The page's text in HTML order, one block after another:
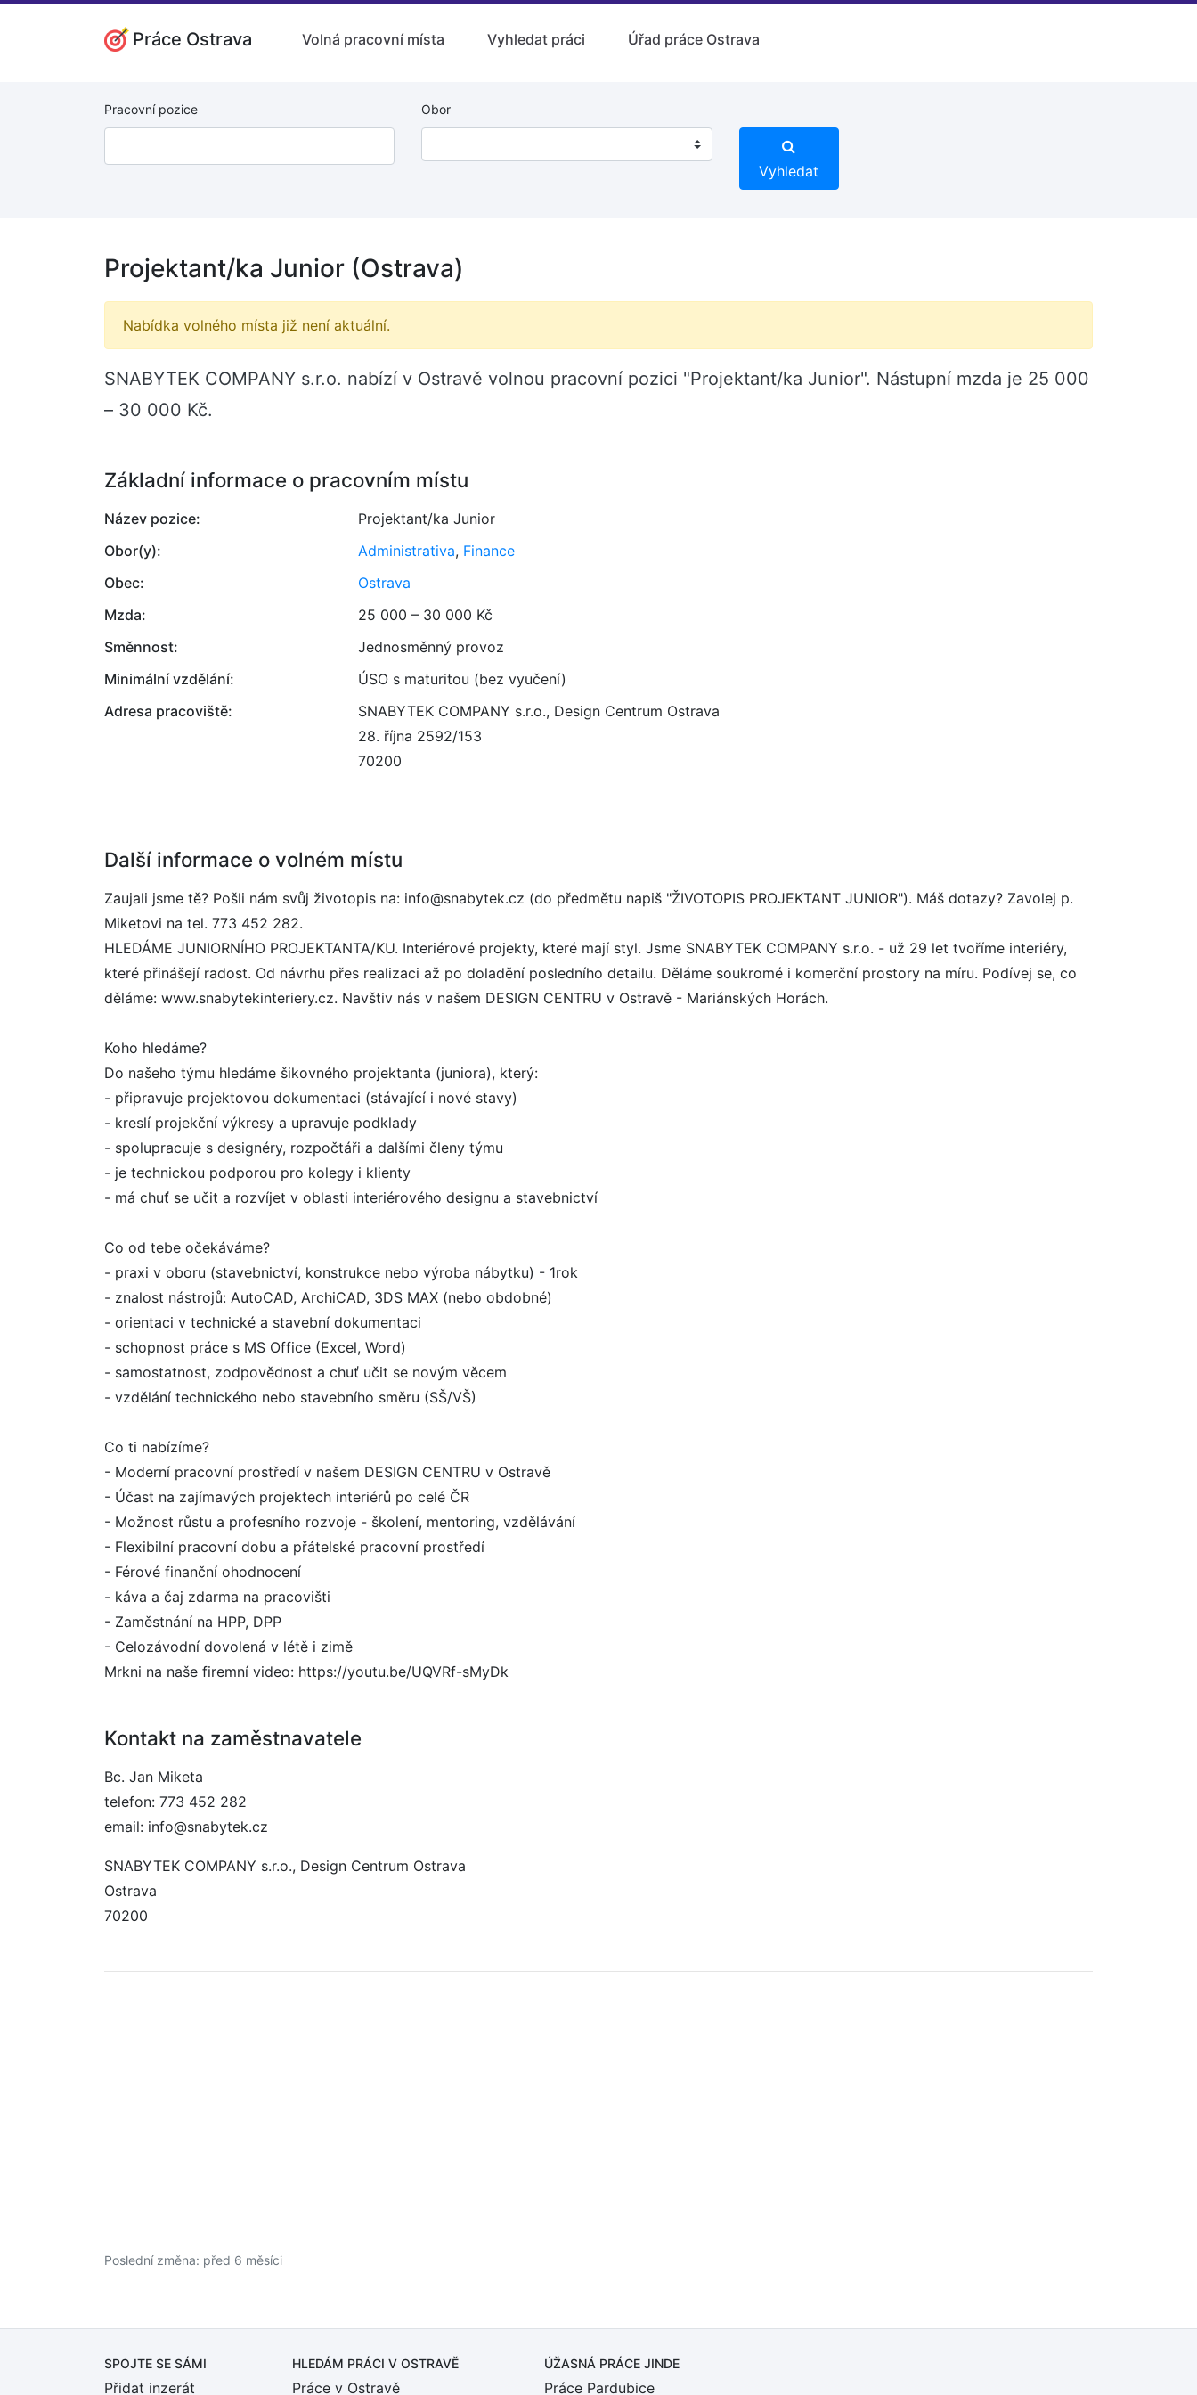
Práce Ostrava Volná pracovní místa Vyhledat práci Úřad práce Ostrava
Pracovní pozice Obor
Vyhledat
Projektant/ka Junior (Ostrava)
Nabídka volného místa již není aktuální.
SNABYTEK COMPANY s.r.o. nabízí v Ostravě volnou pracovní pozici "Projektant/ka Junior". Nástupní mzda je 25 000
– 30 000 Kč.
Základní informace o pracovním místu
Název pozice:
Projektant/ka Junior
Obor(y):
Administrativa, Finance
Obec:
Ostrava
Mzda:
25 000 – 30 000 Kč
Směnnost:
Jednosměnný provoz
Minimální vzdělání:
ÚSO s maturitou (bez vyučení)
Adresa pracoviště:
SNABYTEK COMPANY s.r.o., Design Centrum Ostrava
28. října 2592/153
70200
Další informace o volném místu
Zaujali jsme tě? Pošli nám svůj životopis na: info@snabytek.cz (do předmětu napiš "ŽIVOTOPIS PROJEKTANT JUNIOR"). Máš dotazy? Zavolej p.
Miketovi na tel. 773 452 282.
HLEDÁME JUNIORNÍHO PROJEKTANTA/KU. Interiérové projekty, které mají styl. Jsme SNABYTEK COMPANY s.r.o. - už 29 let tvoříme interiéry,
které přinášejí radost. Od návrhu přes realizaci až po doladění posledního detailu. Děláme soukromé i komerční prostory na míru. Podívej se, co
děláme: www.snabytekinteriery.cz. Navštiv nás v našem DESIGN CENTRU v Ostravě - Mariánských Horách.
Koho hledáme?
Do našeho týmu hledáme šikovného projektanta (juniora), který:
- připravuje projektovou dokumentaci (stávající i nové stavy)
- kreslí projekční výkresy a upravuje podklady
- spolupracuje s designéry, rozpočtáři a dalšími členy týmu
- je technickou podporou pro kolegy i klienty
- má chuť se učit a rozvíjet v oblasti interiérového designu a stavebnictví
Co od tebe očekáváme?
- praxi v oboru (stavebnictví, konstrukce nebo výroba nábytku) - 1rok
- znalost nástrojů: AutoCAD, ArchiCAD, 3DS MAX (nebo obdobné)
- orientaci v technické a stavební dokumentaci
- schopnost práce s MS Office (Excel, Word)
- samostatnost, zodpovědnost a chuť učit se novým věcem
- vzdělání technického nebo stavebního směru (SŠ/VŠ)
Co ti nabízíme?
- Moderní pracovní prostředí v našem DESIGN CENTRU v Ostravě
- Účast na zajímavých projektech interiérů po celé ČR
- Možnost růstu a profesního rozvoje - školení, mentoring, vzdělávání
- Flexibilní pracovní dobu a přátelské pracovní prostředí
- Férové finanční ohodnocení
- káva a čaj zdarma na pracovišti
- Zaměstnání na HPP, DPP
- Celozávodní dovolená v létě i zimě
Mrkni na naše firemní video: https://youtu.be/UQVRf-sMyDk
Kontakt na zaměstnavatele
Bc. Jan Miketa
telefon: 773 452 282
email: info@snabytek.cz
SNABYTEK COMPANY s.r.o., Design Centrum Ostrava
Ostrava
70200
Poslední změna: před 6 měsíci
SPOJTE SE SÁMI
Přidat inzerát
HLEDÁM PRÁCI V OSTRAVĚ
Práce v Ostravě
ÚŽASNÁ PRÁCE JINDE
Práce Pardubice